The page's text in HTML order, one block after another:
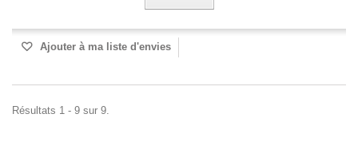
Ajouter à ma liste d'envies
Résultats 1 - 9 sur 9.